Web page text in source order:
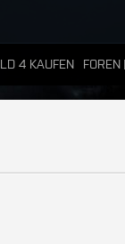
4 KAUFEN FOREN